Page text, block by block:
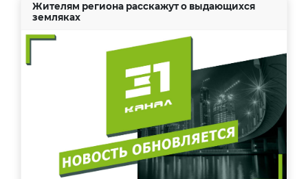
Жителям региона расскажут о выдающихся
земляках